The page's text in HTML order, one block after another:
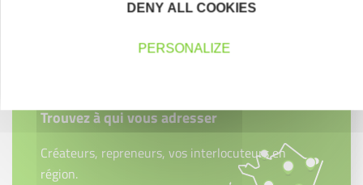
Contactez-nous ! Cliquez ici
Trouvez à qui vous adresser
Créateurs, repreneurs, vos interlocuteurs en
région.
DENY ALL COOKIES
PERSONALIZE